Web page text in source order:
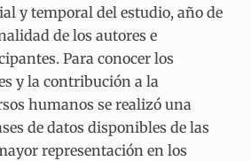
y temporal del estudio, año de
de los autores e
Para conocer los
y la contribución a la
humanos se realizó una
de datos disponibles de las
representación en los